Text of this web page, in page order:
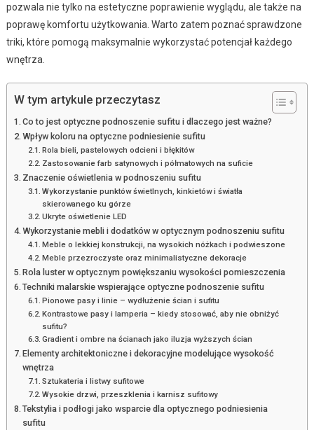
pozwala nie tylko na estetyczne poprawienie wyglądu, ale także na
poprawę komfortu użytkowania. Warto zatem poznać sprawdzone
triki, które pomogą maksymalnie wykorzystać potencjał każdego
wnętrza.
W tym artykule przeczytasz
Co to jest optyczne podnoszenie sufitu i dlaczego jest ważne?
Wpływ koloru na optyczne podniesienie sufitu
Rola bieli, pastelowych odcieni i błękitów
Zastosowanie farb satynowych i półmatowych na suficie
Znaczenie oświetlenia w podnoszeniu sufitu
Wykorzystanie punktów świetlnych, kinkietów i światła
skierowanego ku górze
Ukryte oświetlenie LED
Wykorzystanie mebli i dodatków w optycznym podnoszeniu sufitu
Meble o lekkiej konstrukcji, na wysokich nóżkach i podwieszone
Meble przezroczyste oraz minimalistyczne dekoracje
Rola luster w optycznym powiększaniu wysokości pomieszczenia
Techniki malarskie wspierające optyczne podnoszenie sufitu
Pionowe pasy i linie – wydłużenie ścian i sufitu
Kontrastowe pasy i lamperia – kiedy stosować, aby nie obniżyć
sufitu?
Gradient i ombre na ścianach jako iluzja wyższych ścian
Elementy architektoniczne i dekoracyjne modelujące wysokość
wnętrza
Sztukateria i listwy sufitowe
Wysokie drzwi, przeszklenia i karnisz sufitowy
Tekstylia i podłogi jako wsparcie dla optycznego podniesienia
sufitu